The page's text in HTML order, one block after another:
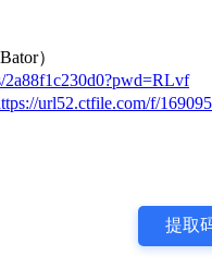
）
2a88f1c230d0?pwd=RLvf
url52.ctfile.com/f/
提取